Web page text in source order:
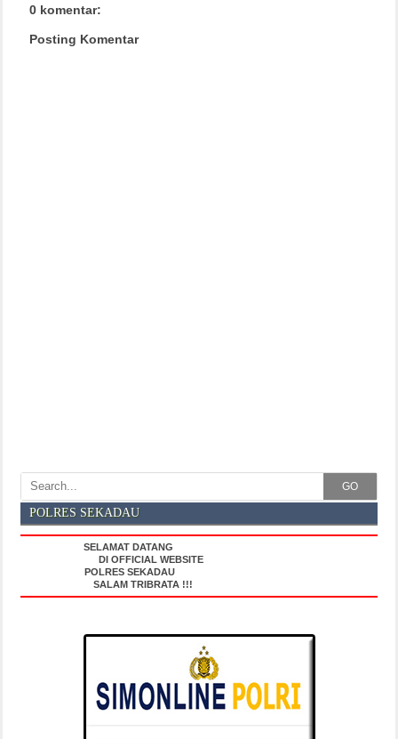
0 komentar:
Posting Komentar
GO
POLRES SEKADAU
SELAMAT DATANG
DI OFFICIAL WEBSITE
POLRES SEKADAU
SALAM TRIBRATA !!!